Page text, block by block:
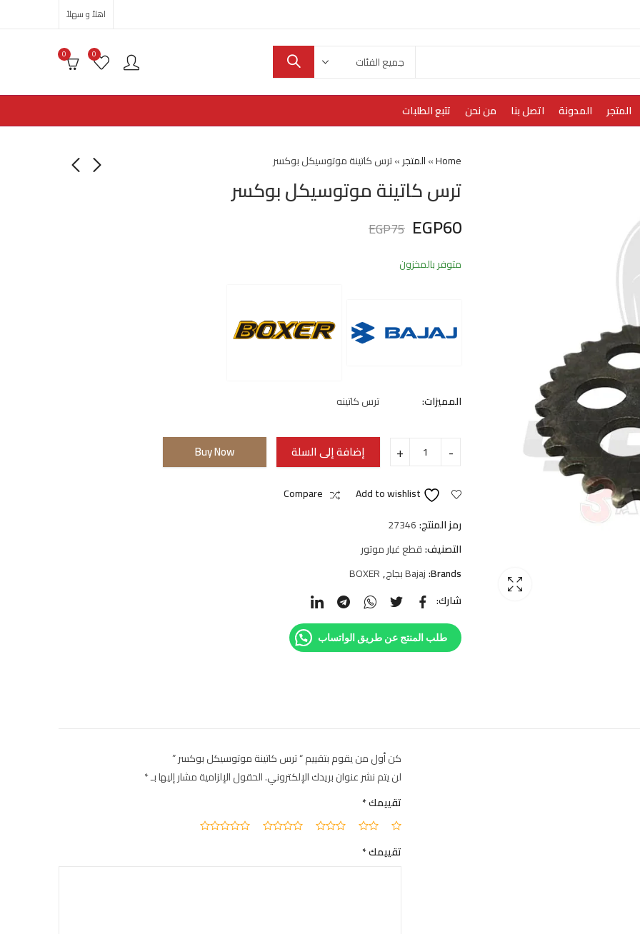
اهلاً و سهلاً
0
0
المتجر المدونة اتصل بنا من نحن تتبع الطلبات
Home
»المتجر»ترس كاتينة موتوسيكل بوكسر
ترس كاتينة موتوسيكل بوكسر
EGP60
EGP75
متوفر بالمخزون
المميزات: ترس كاتينه
إضافة إلى السلة Buy Now
Add to wishlist
Compare
رمز المنتج:27346
التصنيف:قطع غيار موتور
Brands: Bajaj بجاج ,
BOXER
شارك:
طلب المنتج عن طريق الواتساب
كن أول من يقوم بتقييم “ ترس كاتينة موتوسيكل بوكسر ”
لن يتم نشر عنوان بريدك الإلكتروني.الحقول الإلزامية مشار إليها بـ*
تقييمك*
تقييمك*